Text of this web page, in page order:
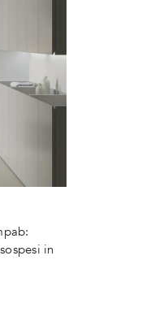
in